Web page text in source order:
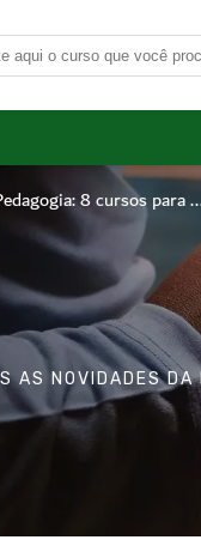
8 cursos para
AS NOVIDADES DA